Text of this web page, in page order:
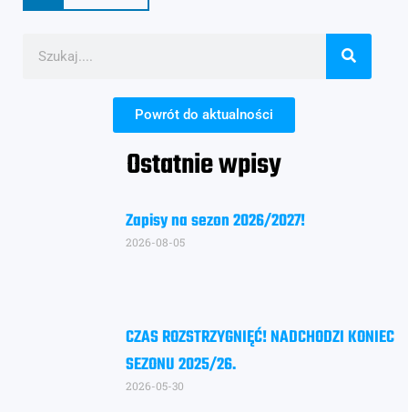
Powrót do aktualności
Ostatnie wpisy
Zapisy na sezon 2026/2027!
2026-08-05
CZAS ROZSTRZYGNIĘĆ! NADCHODZI KONIEC
SEZONU 2025/26.
2026-05-30